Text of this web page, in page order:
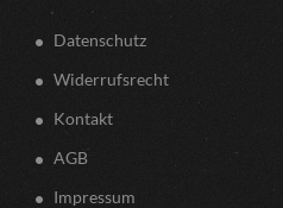
Datenschutz
Widerrufsrecht
Kontakt
AGB
Impressum